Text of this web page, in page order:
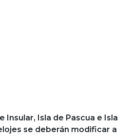
Insular, Isla de Pascua e Isla
se deberán modificar a